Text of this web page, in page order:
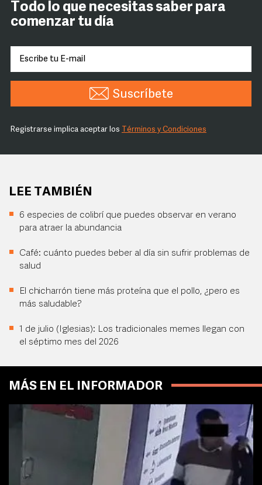
Todo lo que necesitas saber para
comenzar tu día
Suscríbete
Registrarse implica aceptar los Términos y Condiciones
LEE TAMBIÉN
6 especies de colibrí que puedes observar en verano
para atraer la abundancia
Café: cuánto puedes beber al día sin sufrir problemas de
salud
El chicharrón tiene más proteína que el pollo, ¿pero es
más saludable?
1 de julio (Iglesias): Los tradicionales memes llegan con
el séptimo mes del 2026
MÁS EN EL INFORMADOR